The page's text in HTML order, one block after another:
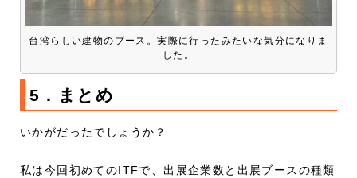
台湾らしい建物のブース。実際に行ったみたいな気分になりま
した。
5．まと め
いかがだったでしょうか？
私は今回初めてのITFで、出展企業数と出展ブースの種類